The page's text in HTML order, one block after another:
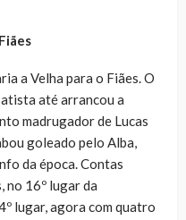
a Velha para o Fiães. O
até arrancou a
madrugador de Lucas
goleado pelo Alba,
da época. Contas
no 16º lugar da
lugar, agora com quatro